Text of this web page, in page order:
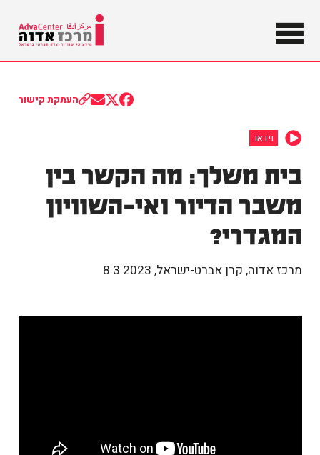
מרכז
אדוה
מידע על
שוויון וצדק
חברתי
בישראל
וידאו
בית משלך: מה הקשר בין
משבר הדיור ואי-השוויון
המגדרי?
מרכז אדוה, קרן אברט-ישראל,
8.3.2023
Share
Share
Shareהעתקת קישור